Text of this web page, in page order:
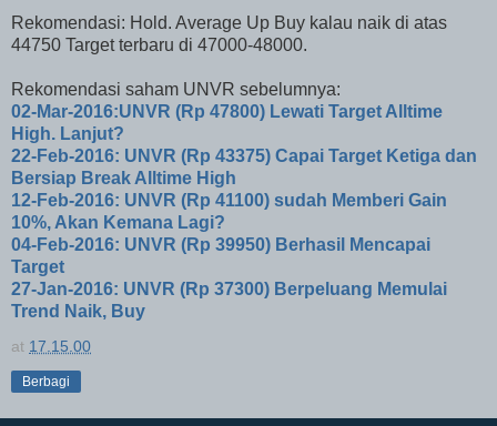
Rekomendasi: Hold. Average Up Buy kalau naik di atas
44750 Target terbaru di 47000-48000.
Rekomendasi saham UNVR sebelumnya:
02-Mar-2016:UNVR (Rp 47800) Lewati Target Alltime
High. Lanjut?
22-Feb-2016: UNVR (Rp 43375) Capai Target Ketiga dan
Bersiap Break Alltime High
12-Feb-2016: UNVR (Rp 41100) sudah Memberi Gain
10%, Akan Kemana Lagi?
04-Feb-2016: UNVR (Rp 39950) Berhasil Mencapai
Target
27-Jan-2016: UNVR (Rp 37300) Berpeluang Memulai
Trend Naik, Buy
at 17.15.00
Berbagi